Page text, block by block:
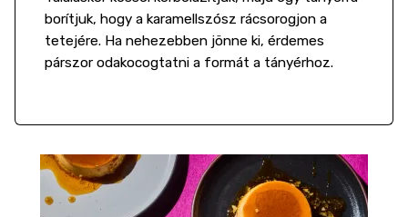
borítjuk, hogy a karamellszósz rácsorogjon a
tetejére. Ha nehezebben jönne ki, érdemes
párszor odakocogtatni a formát a tányérhoz.